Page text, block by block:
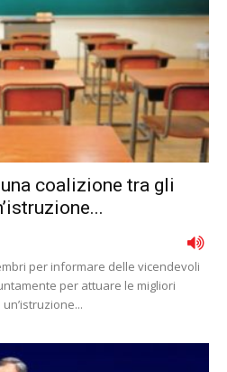
coalizione tra gli
per informare delle vicendevoli
per attuare le migliori